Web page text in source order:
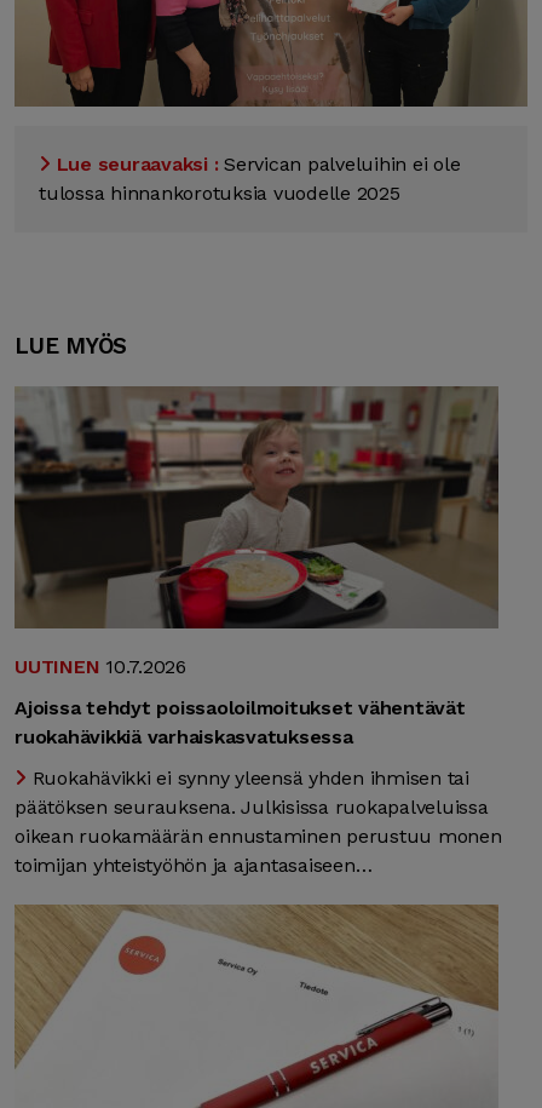
Lue seuraavaksi : Servican palveluihin ei ole
tulossa hinnankorotuksia vuodelle 2025
LUE MYÖS
UUTINEN 10.7.2026
Ajoissa tehdyt poissaoloilmoitukset vähentävät
ruokahävikkiä varhaiskasvatuksessa
Ruokahävikki ei synny yleensä yhden ihmisen tai
päätöksen seurauksena. Julkisissa ruokapalveluissa
oikean ruokamäärän ennustaminen perustuu monen
toimijan yhteistyöhön ja ajantasaiseen…